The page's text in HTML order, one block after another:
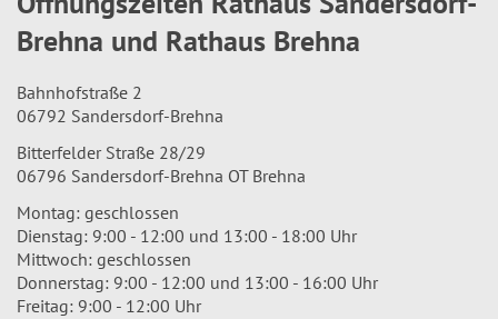
Brehna und Rathaus Brehna
Bahnhofstraße 2
06792 Sandersdorf-Brehna
Bitterfelder Straße 28/29
06796 Sandersdorf-Brehna OT Brehna
Montag: geschlossen
Dienstag: 9:00 - 12:00 und 13:00 - 18:00 Uhr
Mittwoch: geschlossen
Donnerstag: 9:00 - 12:00 und 13:00 - 16:00 Uhr
Freitag: 9:00 - 12:00 Uhr